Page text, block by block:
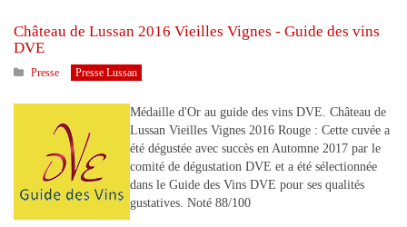
Château de Lussan 2016 Vieilles Vignes - Guide des vins
DVE
Presse Presse Lussan
Médaille d'Or au guide des vins DVE. Château de
Lussan Vieilles Vignes 2016 Rouge : Cette cuvée a
été dégustée avec succès en Automne 2017 par le
comité de dégustation DVE et a été sélectionnée
dans le Guide des Vins DVE pour ses qualités
gustatives. Noté 88/100